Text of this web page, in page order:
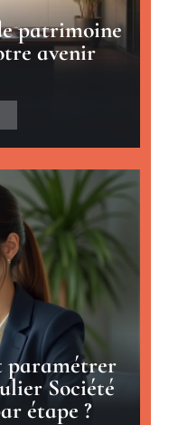
patrimoine
avenir
paramétrer
Société
étape ?